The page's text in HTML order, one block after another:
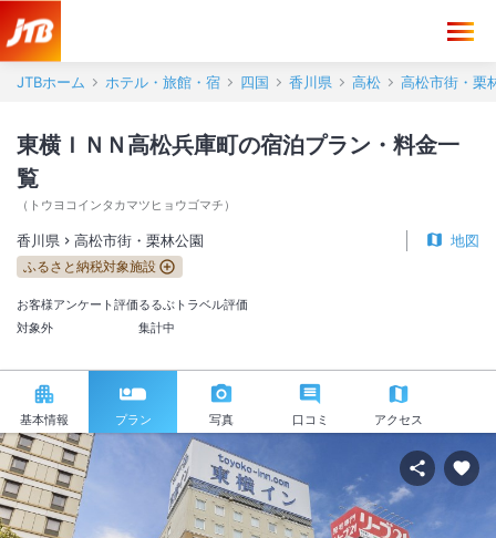
JTBホーム ホテル・旅館・宿 四国 香川県 高松 高松市街・栗
東横ＩＮＮ高松兵庫町の宿泊プラン・料金一
覧
（ トウヨコインタカマツヒョウゴマチ ）
香川県 高松市街・栗林公園 地図
ふるさと納税対象施設
お客様アンケート評価
対象外
るるぶトラベル評価
集計中
基本情報 プラン 写真 口コミ アクセス